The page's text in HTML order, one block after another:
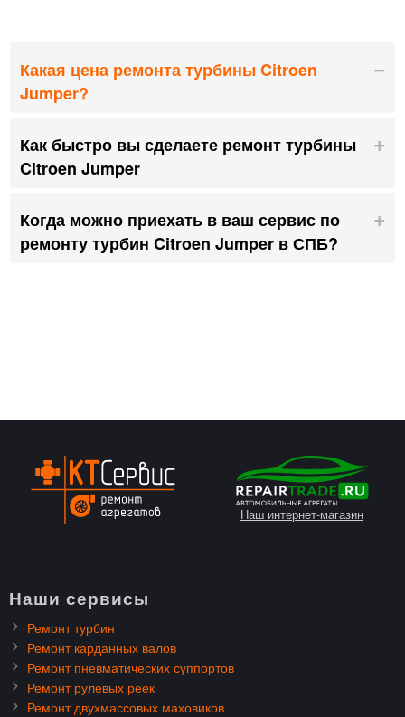
Какая цена ремонта турбины Citroen
Jumper?
Как быстро вы сделаете ремонт турбины
Citroen Jumper
Когда можно приехать в ваш сервис по
ремонту турбин Citroen Jumper в СПБ?
Наш интернет-магазин
Наши сервисы
Ремонт турбин
Ремонт карданных валов
Ремонт пневматических суппортов
Ремонт рулевых реек
Ремонт двухмассовых маховиков